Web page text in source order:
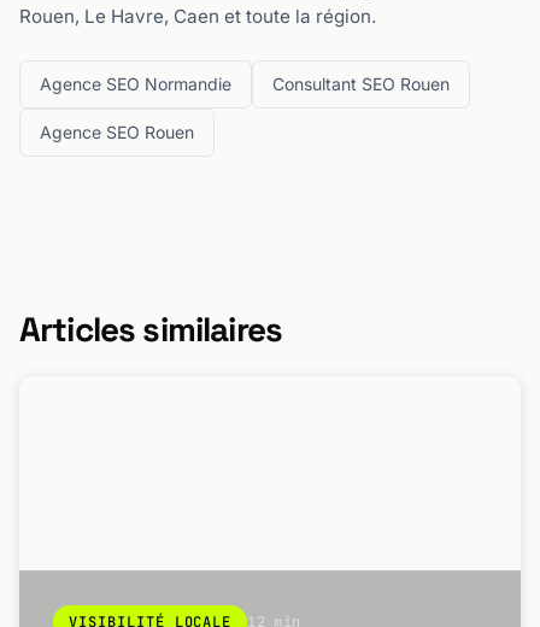
Rouen, Le Havre, Caen et toute la région.
Agence SEO Normandie Consultant SEO Rouen
Agence SEO Rouen
Articles similaires
VISIBILITÉ LOCALE 12 min